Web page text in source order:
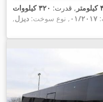
, قدرت:
۳۲۰ کیلووات
۰۱/۲۰۱۷ , نوع سوخت: دیزل,
ساخت:۲۰۱۷, تجهیزات:اتصال